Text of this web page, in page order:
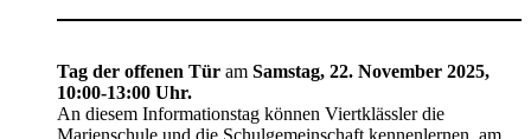
Tag der offenen Tür am Samstag, 22. November 2025,
10:00-13:00 Uhr.
An diesem Informationstag können Viertklässler die
Marienschule und die Schulgemeinschaft kennenlernen, am